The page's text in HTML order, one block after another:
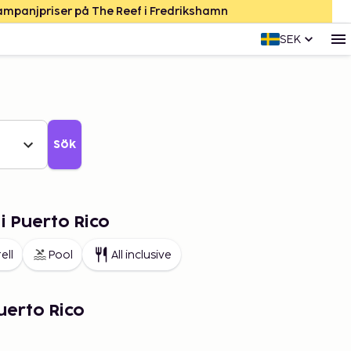
på The Reef i Fredrikshamn
SEK
Sök
Puerto Rico
Pool All inclusive
Rico